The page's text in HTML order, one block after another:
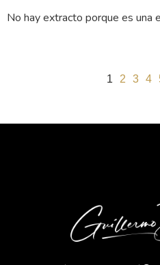
No hay extracto porque es una
1 2 3 4